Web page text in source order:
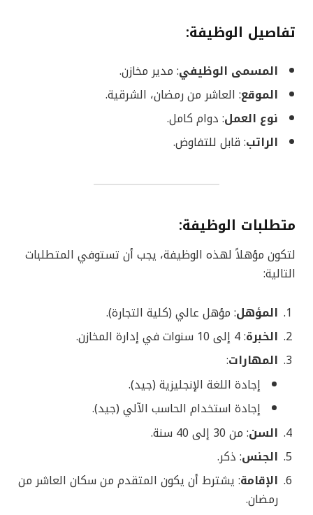
تفاصيل الوظيفة:
المسمى الوظيفي: مدير مخازن.
الموقع: العاشر من رمضان، الشرقية.
نوع العمل: دوام كامل.
الراتب: قابل للتفاوض.
متطلبات الوظيفة:
لتكون مؤهلاً لهذه الوظيفة، يجب أن تستوفي المتطلبات
التالية:
المؤهل: مؤهل عالي (كلية التجارة).
الخبرة: 4 إلى 10 سنوات في إدارة المخازن.
المهارات:
إجادة اللغة الإنجليزية (جيد).
إجادة استخدام الحاسب الآلي (جيد).
السن: من 30 إلى 40 سنة.
الجنس: ذكر.
الإقامة: يشترط أن يكون المتقدم من سكان العاشر من
رمضان.